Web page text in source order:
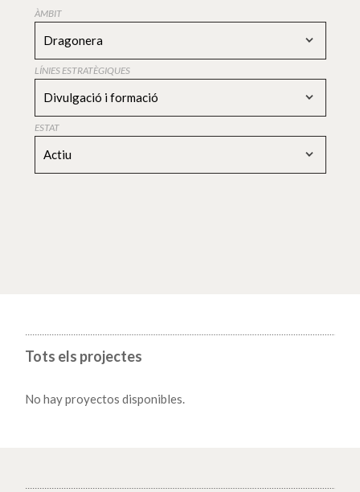
ÀMBIT
Dragonera
LÍNIES ESTRATÈGIQUES
Divulgació i formació
ESTAT
Actiu
Tots els projectes
No hay proyectos disponibles.